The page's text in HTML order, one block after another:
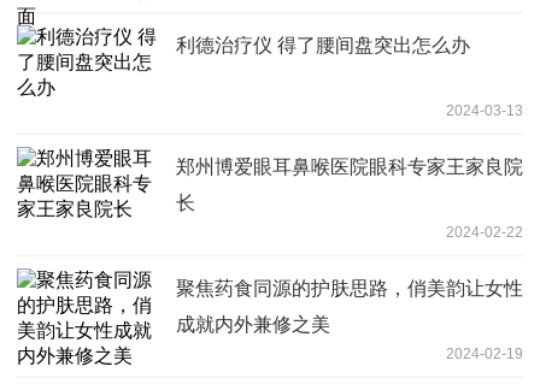
利德治疗仪 得了腰间盘突出怎么办
2024-03-13
郑州博爱眼耳鼻喉医院眼科专家王家良院
长
2024-02-22
聚焦药食同源的护肤思路，俏美韵让女性
成就内外兼修之美
2024-02-19